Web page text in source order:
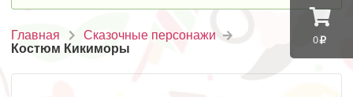
0
Главная Сказочные персонажи
Костюм Кикиморы